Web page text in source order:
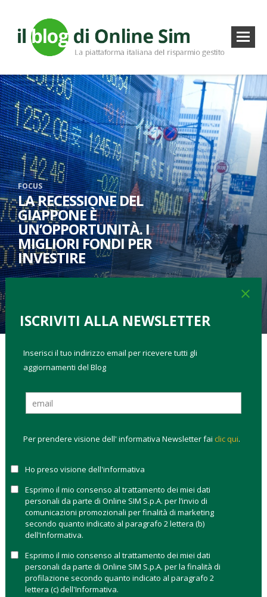
FOCUS
LA RECESSIONE DEL
GIAPPONE È
UN’OPPORTUNITÀ. I
MIGLIORI FONDI PER
INVESTIRE
TAGS: come investire
Si chiama double dip, in gergo doppia recessione, e il
Giappone è riuscito a caderci dentro in un solo anno. Un
un secondo trimestre (l’anno fiscale si chiude in marzo) in una
quando il calo era stato dello 0,7%. E Abe ha dovuto prendere
varato dal governo a braccetto con la banca centrale.
Dopo Russia, Canada e Brasile, anche il Paese orientale
ripiomba così nel buio della crisi.
della stretta fiscale che si basava tutta su un aumento dell’Iva
dal 5 all’8% allo scopo di contenere il debito pubblico,
l’andamento più recente sembra indicare che
close
ISCRIVITI ALLA NEWSLETTER
Inserisci il tuo indirizzo email per ricevere tutti gli
aggiornamenti del Blog
Per prendere visione dell' informativa Newsletter fai clic qui.
Ho preso visione dell'informativa
Esprimo il mio consenso al trattamento dei miei dati
personali da parte di Online SIM S.p.A. per l’invio di
comunicazioni promozionali per finalità di marketing
secondo quanto indicato al paragrafo 2 lettera (b)
dell'Informativa.
Esprimo il mio consenso al trattamento dei miei dati
personali da parte di Online SIM S.p.A. per la finalità di
profilazione secondo quanto indicato al paragrafo 2
lettera (c) dell'Informativa.